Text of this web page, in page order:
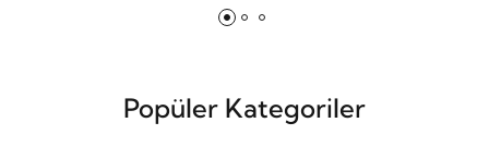
Popüler Kategoriler